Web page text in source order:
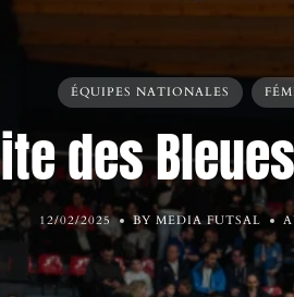
ÉQUIPES NATIONALES
des
12/02/2025 BY MEDIA FUTSAL